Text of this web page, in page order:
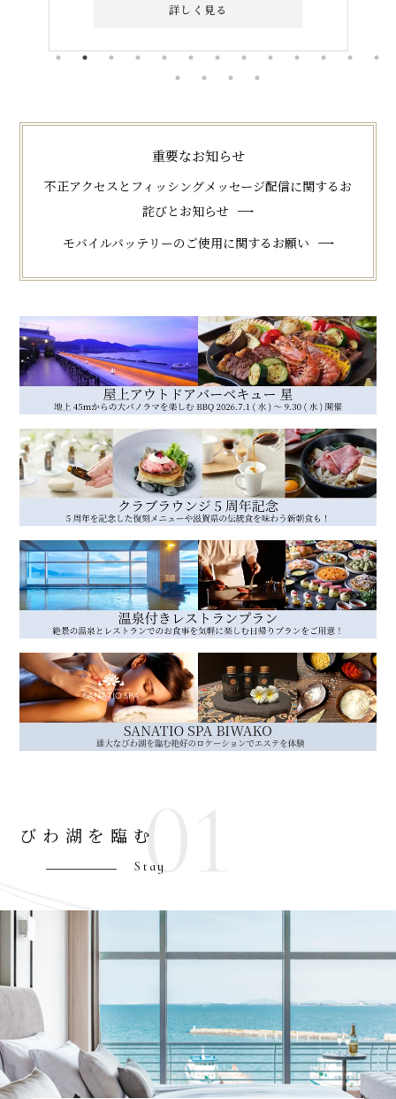
詳しく見る
重要なお知らせ
不正アクセスとフィッシングメッセージ配信に関するお
詫びとお知らせ
モバイルバッテリーのご使用に関するお願い
びわ湖を臨む
Stay